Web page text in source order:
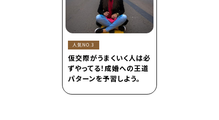
人気NO.3
仮交際がうまくいく人は必
ずやってる！成婚への王道
パターンを予習しよう。